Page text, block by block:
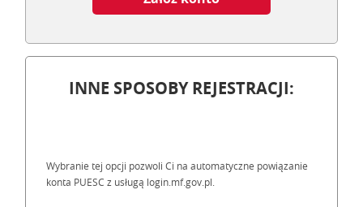
INNE SPOSOBY REJESTRACJI:
Wybranie tej opcji pozwoli Ci na automatyczne powiązanie
konta PUESC z usługą login.mf.gov.pl.